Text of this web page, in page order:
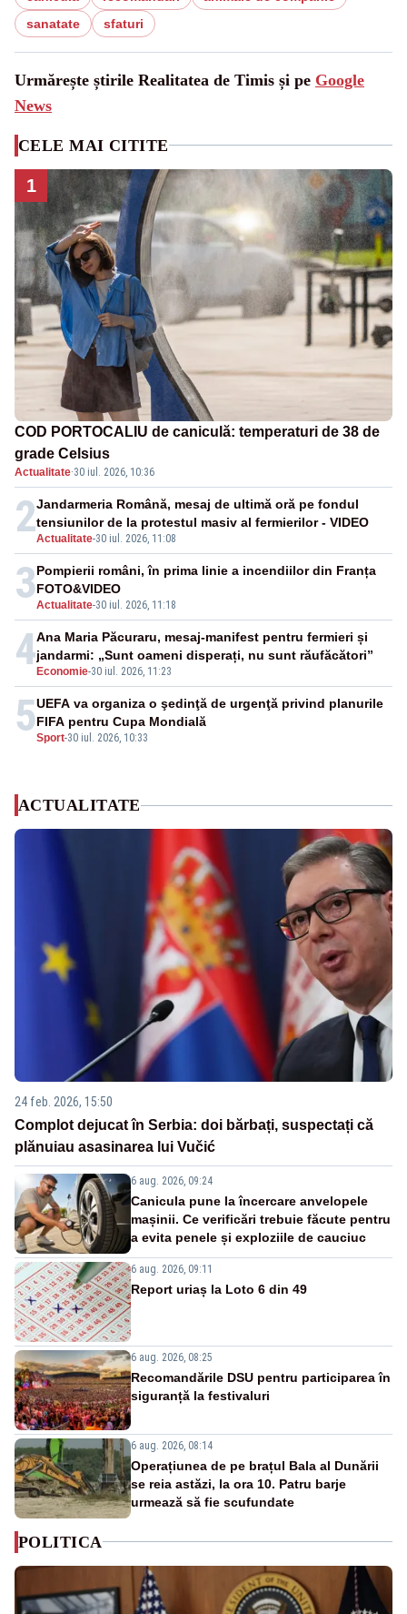
sanatate
sfaturi
Urmărește știrile Realitatea de Timis și pe Google
News
CELE MAI CITITE
1
COD PORTOCALIU de caniculă: temperaturi de 38 de
grade Celsius
Actualitate·30 iul. 2026, 10:36
2Actualitate-30 iul. 2026, 11:08
Jandarmeria Română, mesaj de ultimă oră pe fondul
tensiunilor de la protestul masiv al fermierilor - VIDEO
3Actualitate-30 iul. 2026, 11:18
Pompierii români, în prima linie a incendiilor din Franța
FOTO&VIDEO
4 Economie-30 iul. 2026, 11:23
Ana Maria Păcuraru, mesaj-manifest pentru fermieri și
jandarmi: „Sunt oameni disperați, nu sunt răufăcători”
5Sport-30 iul. 2026, 10:33
UEFA va organiza o şedinţă de urgenţă privind planurile
FIFA pentru Cupa Mondială
ACTUALITATE
24 feb. 2026, 15:50
Complot dejucat în Serbia: doi bărbați, suspectați că
plănuiau asasinarea lui Vučić
6 aug. 2026, 09:24
Canicula pune la încercare anvelopele
mașinii. Ce verificări trebuie făcute pentru
a evita penele și exploziile de cauciuc
6 aug. 2026, 09:11
Report uriaș la Loto 6 din 49
6 aug. 2026, 08:25
Recomandările DSU pentru participarea în
siguranță la festivaluri
6 aug. 2026, 08:14
Operațiunea de pe brațul Bala al Dunării
se reia astăzi, la ora 10. Patru barje
urmează să fie scufundate
POLITICA